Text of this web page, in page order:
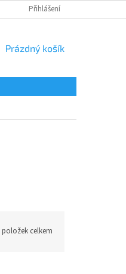
Přihlášení
NÁKUPNÍ
Prázdný košík
položek celkem